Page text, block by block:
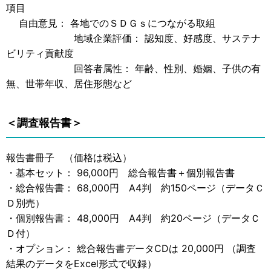
項目
自由意見： 各地でのＳＤＧｓにつながる取組
地域企業評価： 認知度、好感度、サステナ
ビリティ貢献度
回答者属性： 年齢、性別、婚姻、子供の有
無、世帯年収、居住形態など
＜調査報告書＞
報告書冊子 （価格は税込）
・基本セット： 96,000円 総合報告書＋個別報告書
・総合報告書： 68,000円 A4判 約150ページ（データＣ
Ｄ別売）
・個別報告書： 48,000円 A4判 約20ページ（データＣ
Ｄ付）
・オプション： 総合報告書データCDは 20,000円 （調査
結果のデータをExcel形式で収録）